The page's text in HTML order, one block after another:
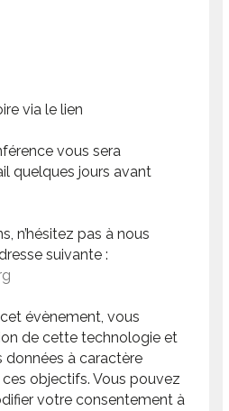
via le lien
vous sera
quelques jours avant
n’hésitez pas à nous
suivante :
évènement, vous
de cette technologie et
à caractère
objectifs. Vous pouvez
votre consentement à